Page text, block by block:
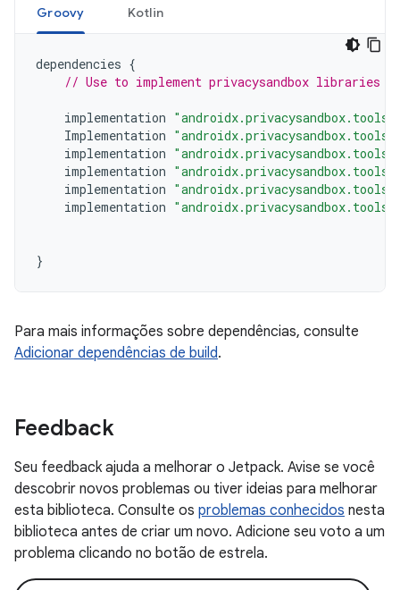
Groovy Kotlin
dependencies {
// Use to implement privacysandbox libraries
implementation
Implementation
implementation
implementation
implementation
implementation
}
Para mais informações sobre dependências, consulte
Adicionar dependências de build.
Feedback
Seu feedback ajuda a melhorar o Jetpack. Avise se você
descobrir novos problemas ou tiver ideias para melhorar
esta biblioteca. Consulte os problemas conhecidos nesta
biblioteca antes de criar um novo. Adicione seu voto a um
problema clicando no botão de estrela.